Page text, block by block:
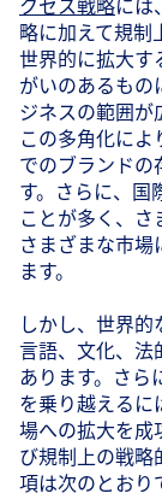
クセス戦略には
略に加えて規制
世界的に拡大す
がいのあるもの
ジネスの範囲が
この多角化に
でのブランドの
す。さらに、国
ことが多く、さ
さまざまな市
ます。
しかし、世界
言語、文化、法
あります。さら
を乗り越えるに
場への拡大を成
び規制上の戦略
項は次のとおり